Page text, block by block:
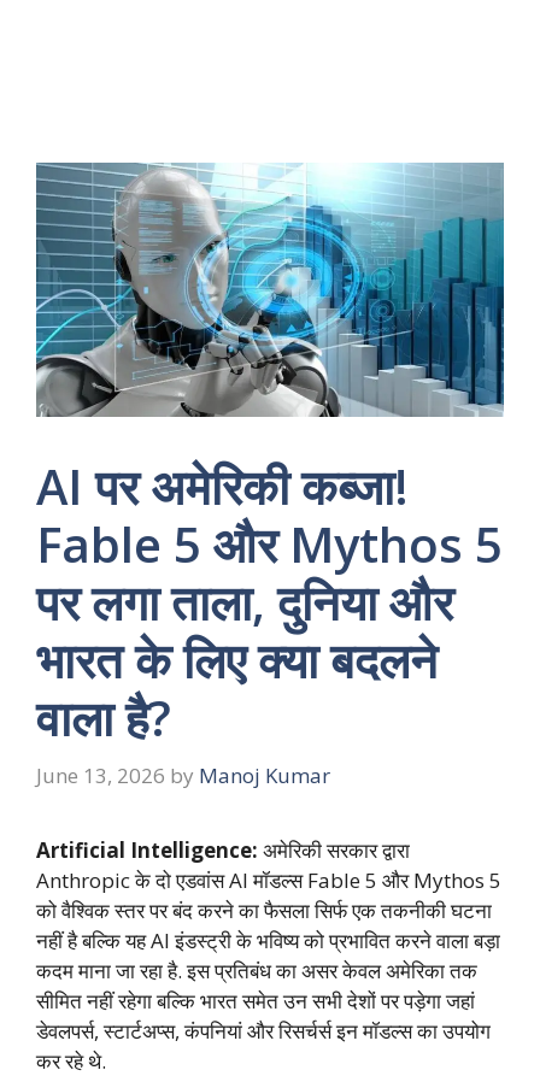
AI पर अमेरिकी कब्जा!
Fable 5 और Mythos 5
पर लगा ताला, दुनिया और
भारत के लिए क्या बदलने
वाला है?
June 13, 2026 by Manoj Kumar
Artificial Intelligence: अमेरिकी सरकार द्वारा
Anthropic के दो एडवांस AI मॉडल्सFable 5 और Mythos 5
को वैश्विक स्तर पर बंद करने का फैसला सिर्फ एक तकनीकी घटना
नहीं है बल्कि यह AI इंडस्ट्री के भविष्य को प्रभावित करने वाला बड़ा
कदम माना जा रहा है. इस प्रतिबंध का असर केवल अमेरिका तक
सीमित नहीं रहेगा बल्कि भारत समेत उन सभी देशों पर पड़ेगा जहां
डेवलपर्स, स्टार्टअप्स, कंपनियां और रिसर्चर्स इन मॉडल्स का उपयोग
कर रहे थे.